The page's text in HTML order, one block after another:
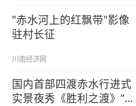
"赤水河上的红飘带"影像
驻村长征
川南经济网
国内首部四渡赤水行进式
实景夜秀《胜利之渡》“五